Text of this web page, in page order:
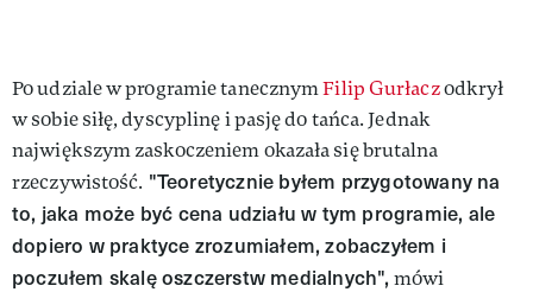
Po udziale w programie tanecznymFilip Gurłaczodkrył
w sobie siłę, dyscyplinę i pasję do tańca. Jednak
największym zaskoczeniem okazała się brutalna
rzeczywistość. "Teoretycznie byłem przygotowany na
to, jaka może być cena udziału w tym programie, ale
dopiero w praktyce zrozumiałem, zobaczyłem i
poczułem skalę oszczerstw medialnych", mówi